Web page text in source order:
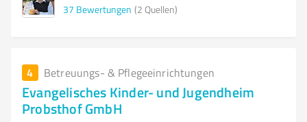
37 Bewertungen (2 Quellen)
4 Betreuungs- & Pflegeeinrichtungen
Evangelisches Kinder- und Jugendheim
Probsthof GmbH